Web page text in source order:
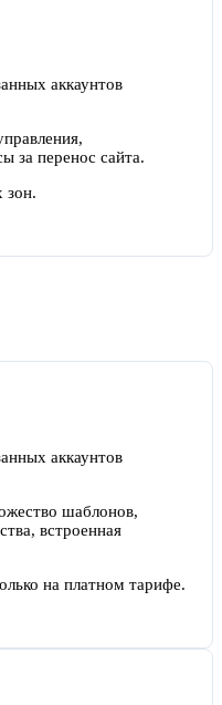
аккаунтов
за перенос сайта.
зон.
аккаунтов
шаблонов,
встроенная
на платном тарифе.